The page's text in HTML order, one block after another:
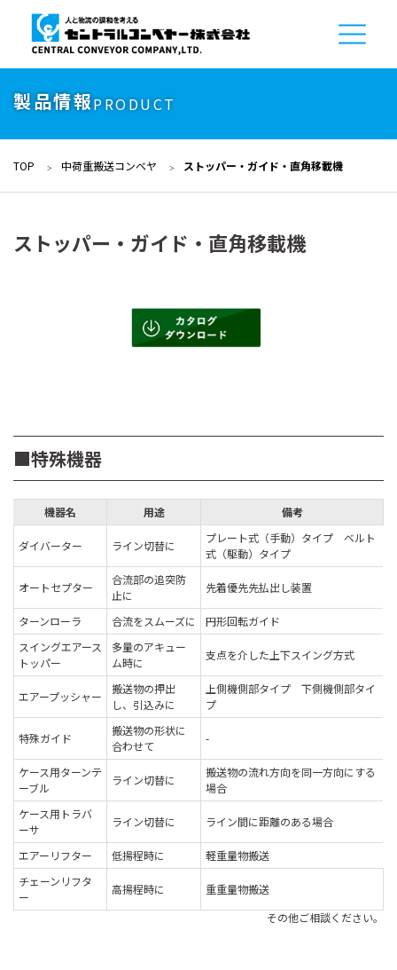
製品情報PRODUCT
TOP 中荷重搬送コンベヤ ストッパー・ガイド・直角移載機
ストッパー・ガイド・直角移載機
■特殊機器
機器名 用途 備考
ダイバーター ライン切替に
プレート式（手動）タイプ ベルト
式（駆動）タイプ
オートセプター
合流部の追突防
止に
先着優先先払出し装置
ターンローラ 合流をスムーズに
円形回転ガイド
スイングエアース
トッパー
多量のアキュー
ム時に
支点を介した上下スイング方式
エアープッシャー
搬送物の押出
し、引込みに
上側機側部タイプ 下側機側部タイ
プ
特殊ガイド
搬送物の形状に
合わせて
-
ケース用ターンテ
ーブル
ライン切替に
搬送物の流れ方向を同一方向にする
場合
ケース用トラバ
ーサ
ライン切替に ライン間に距離のある場合
エアーリフター 低揚程時に
軽重量物搬送
チェーンリフタ
ー
高揚程時に
重重量物搬送
その他ご相談ください。